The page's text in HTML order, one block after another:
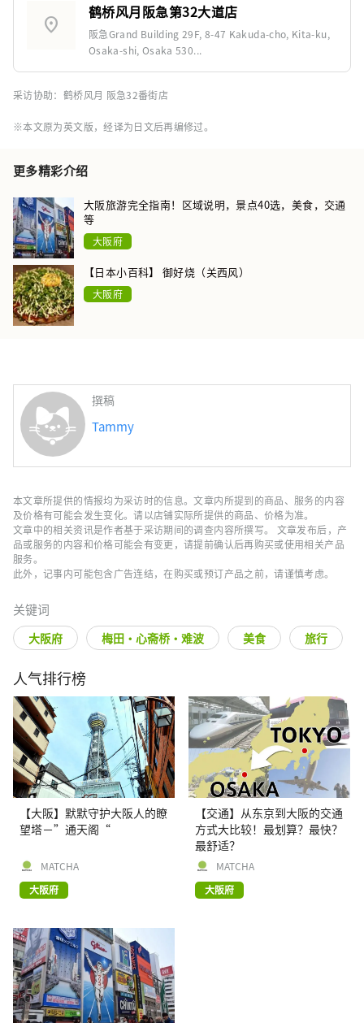
location_on
鹤桥风月阪急第32大道店
阪急Grand Building 29F, 8-47 Kakuda-cho, Kita-ku,
Osaka-shi, Osaka 530...
采访协助：鹤桥风月 阪急32番街店
※本文原为英文版，经译为日文后再编修过。
更多精彩介绍
大阪旅游完全指南！区域说明，景点40选，美食，交通
等
大阪府
【日本小百科】 御好烧（关西风）
大阪府
撰稿
Tammy
本文章所提供的情报均为采访时的信息。文章内所提到的商品、服务的内容
及价格有可能会发生变化。请以店铺实际所提供的商品、价格为准。
文章中的相关资讯是作者基于采访期间的调查内容所撰写。 文章发布后，产
品或服务的内容和价格可能会有变更，请提前确认后再购买或使用相关产品
服务。
此外，记事内可能包含广告连结，在购买或预订产品之前，请谨慎考虑。
关键词
大阪府 梅田・心斋桥・难波 美食 旅行
人气排行榜
【大阪】默默守护大阪人的瞭
望塔－”通天阁“
MATCHA
大阪府
【交通】从东京到大阪的交通
方式大比较！最划算？最快？
最舒适？
MATCHA
大阪府